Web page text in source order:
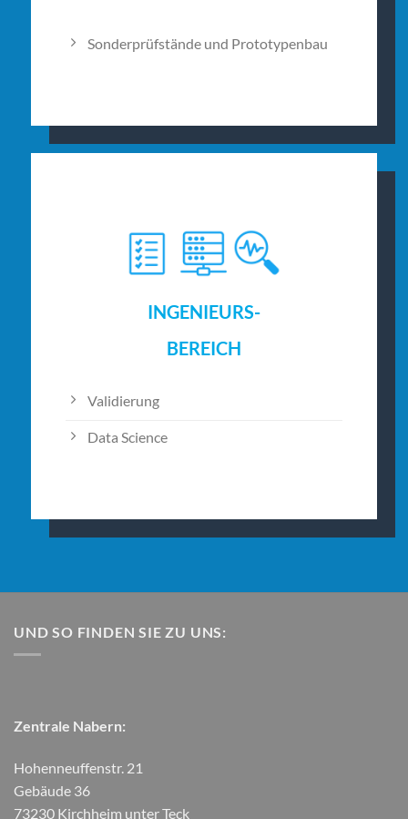
Sonderprüfstände und Prototypenbau
INGENIEURS-
BEREICH
Validierung
Data Science
UND SO FINDEN SIE ZU UNS:
Zentrale Nabern:
Hohenneuffenstr. 21
Gebäude 36
73230 Kirchheim unter Teck